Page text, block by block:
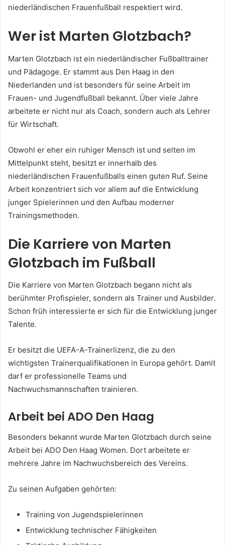
niederländischen Frauenfußball respektiert wird.
Wer ist Marten Glotzbach?
Marten Glotzbach ist ein niederländischer Fußballtrainer
und Pädagoge. Er stammt aus Den Haag in den
Niederlanden und ist besonders für seine Arbeit im
Frauen- und Jugendfußball bekannt. Über viele Jahre
arbeitete er nicht nur als Coach, sondern auch als Lehrer
für Wirtschaft.
Obwohl er eher ein ruhiger Mensch ist und selten im
Mittelpunkt steht, besitzt er innerhalb des
niederländischen Frauenfußballs einen guten Ruf. Seine
Arbeit konzentriert sich vor allem auf die Entwicklung
junger Spielerinnen und den Aufbau moderner
Trainingsmethoden.
Die Karriere von Marten
Glotzbach im Fußball
Die Karriere von Marten Glotzbach begann nicht als
berühmter Profispieler, sondern als Trainer und Ausbilder.
Schon früh interessierte er sich für die Entwicklung junger
Talente.
Er besitzt die UEFA-A-Trainerlizenz, die zu den
wichtigsten Trainerqualifikationen in Europa gehört. Damit
darf er professionelle Teams und
Nachwuchsmannschaften trainieren.
Arbeit bei ADO Den Haag
Besonders bekannt wurde Marten Glotzbach durch seine
Arbeit bei ADO Den Haag Women. Dort arbeitete er
mehrere Jahre im Nachwuchsbereich des Vereins.
Zu seinen Aufgaben gehörten:
Training von Jugendspielerinnen
Entwicklung technischer Fähigkeiten